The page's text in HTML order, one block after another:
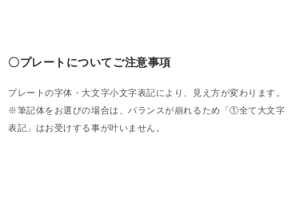
〇プレートについてご注意事項
プレートの字体・大文字小文字表記により、見え方が変わります。
※筆記体をお選びの場合は、バランスが崩れるため「①全て大文字
表記」はお受けする事が叶いません。